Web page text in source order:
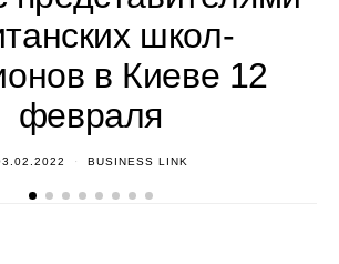
школ-
в Киеве 12
февраля
BUSINESS LINK